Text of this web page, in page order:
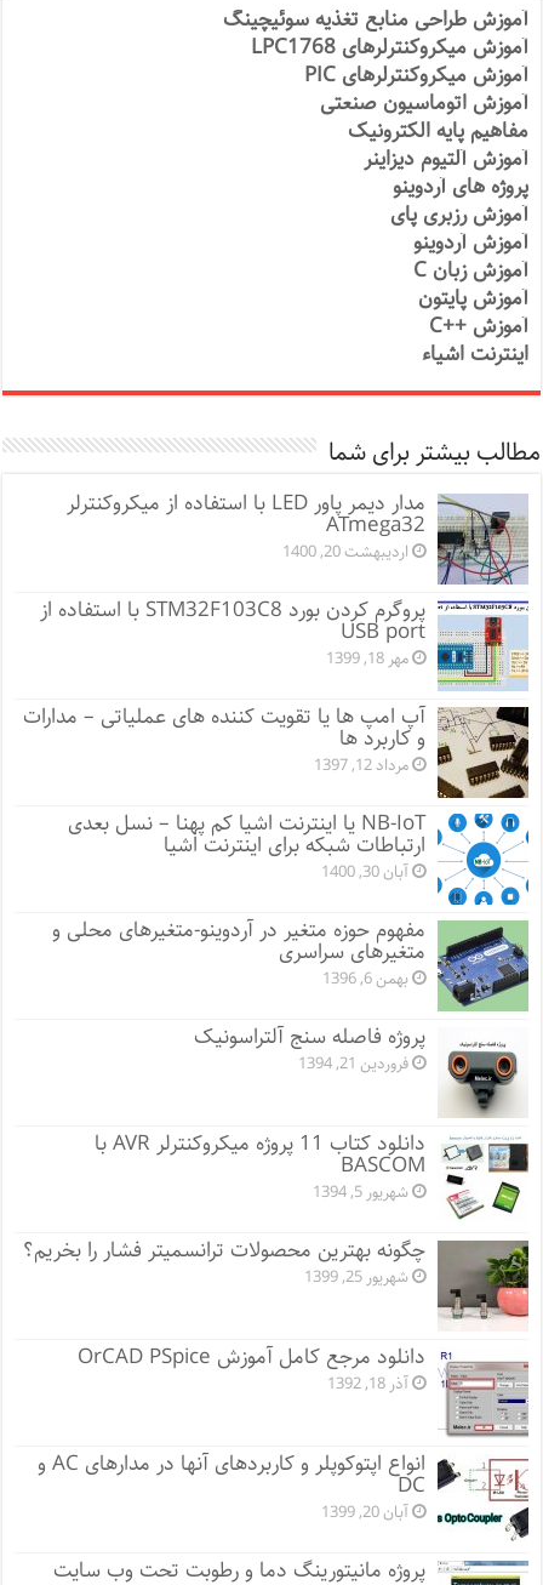
آموزش طراحی منابع تغذیه سوئیچینگ
آموزش میکروکنترلرهای LPC1768
آموزش میکروکنترلرهای PIC
آموزش اتوماسیون صنعتی
مفاهیم پایه الکترونیک
آموزش آلتیوم دیزاینر
پروژه های آردوینو
آموزش رزبری پای
آموزش آردوینو
آموزش زبان C
آموزش پایتون
آموزش ++C
اینترنت اشیاء
مطالب بیشتر برای شما
مدار دیمر پاور LED با استفاده از میکروکنترلر
ATmega32
اردیبهشت 20, 1400
پروگرم کردن بورد STM32F103C8 با استفاده از
USB port
مهر 18, 1399
آپ امپ ها یا تقویت کننده های عملیاتی – مدارات
و کاربرد ها
مرداد 12, 1397
NB-IoT یا اینترنت اشیا کم پهنا – نسل بعدی
ارتباطات شبکه برای اینترنت اشیا
آبان 30, 1400
مفهوم حوزه متغیر در آردوینو-متغیرهای محلی و
متغیرهای سراسری
بهمن 6, 1396
پروژه فاصله سنج آلتراسونیک
فروردین 21, 1394
دانلود کتاب 11 پروژه میکروکنترلر AVR با
BASCOM
شهریور 5, 1394
چگونه بهترین محصولات ترانسمیتر فشار را بخریم؟
شهریور 25, 1399
دانلود مرجع کامل آموزش OrCAD PSpice
آذر 18, 1392
انواع اپتوکوپلر و کاربردهای آنها در مدارهای AC و
DC
آبان 20, 1399
پروژه مانيتورينگ دما و رطوبت تحت وب سایت